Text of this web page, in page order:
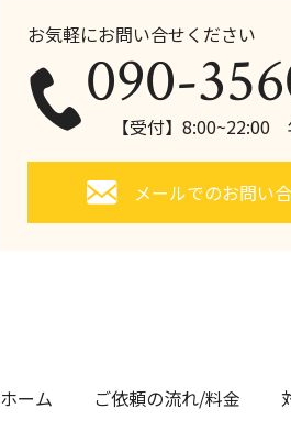
お気軽にお問い合せください
090-
【受付】8:00~22:00
メールでのお問い
ホーム ご依頼の流れ/料金